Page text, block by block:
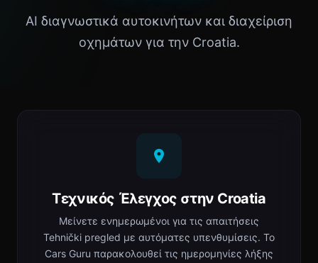
AI διαγνωστικά αυτοκινήτων και διαχείριση
οχημάτων για την Croatia.
Τεχνικός Έλεγχος στην Croatia
Μείνετε ενημερωμένοι για τις απαιτήσεις
Tehnički pregled με αυτόματες υπενθυμίσεις. Το
Cars Guru παρακολουθεί τις ημερομηνίες λήξης